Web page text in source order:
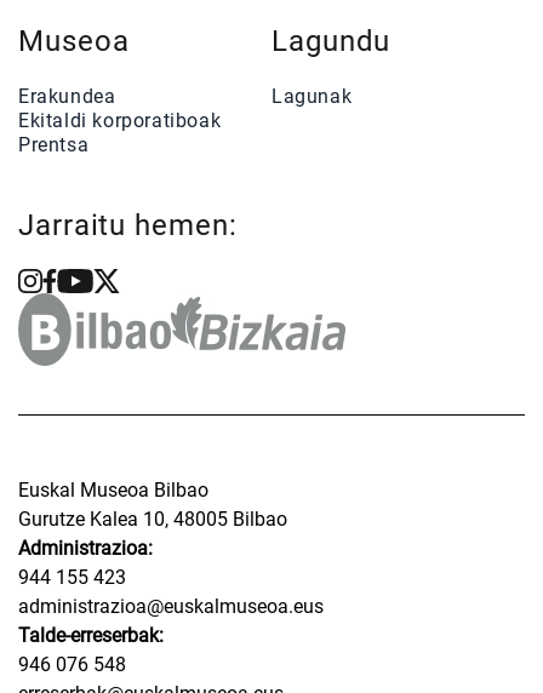
Museoa
Erakundea
Ekitaldi korporatiboak
Prentsa
Lagundu
Lagunak
Jarraitu hemen:
Euskal Museoa Bilbao
Gurutze Kalea 10, 48005 Bilbao
Administrazioa:
944 155 423
administrazioa@euskalmuseoa.eus
Talde-erreserbak:
946 076 548